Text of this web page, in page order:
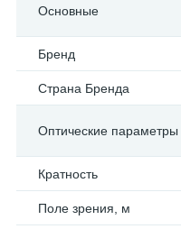
Основные
Бренд
Страна Бренда
Оптические параметры
Кратность
Поле зрения, м